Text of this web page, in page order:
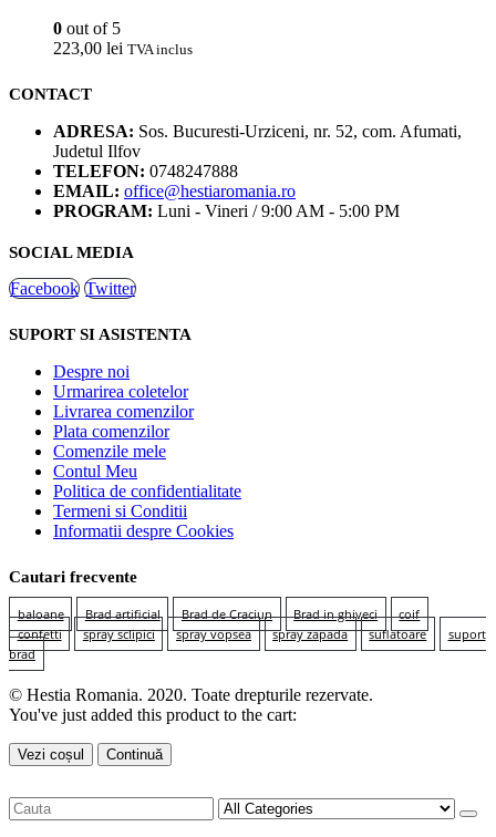
0 out of 5
223,00 lei TVA inclus
CONTACT
ADRESA: Sos. Bucuresti-Urziceni, nr. 52, com. Afumati,
Judetul Ilfov
TELEFON: 0748247888
EMAIL: office@hestiaromania.ro
PROGRAM: Luni - Vineri / 9:00 AM - 5:00 PM
SOCIAL MEDIA
Facebook Twitter
SUPORT SI ASISTENTA
Despre noi
Urmarirea coletelor
Livrarea comenzilor
Plata comenzilor
Comenzile mele
Contul Meu
Politica de confidentialitate
Termeni si Conditii
Informatii despre Cookies
Cautari frecvente
baloane Brad artificial Brad de Craciun Brad in ghiveci
coif
confetti
spray sclipici spray vopsea spray zapada suflatoare
suport
brad
© Hestia Romania. 2020. Toate drepturile rezervate.
You've just added this product to the cart:
Vezi coșul Continuă